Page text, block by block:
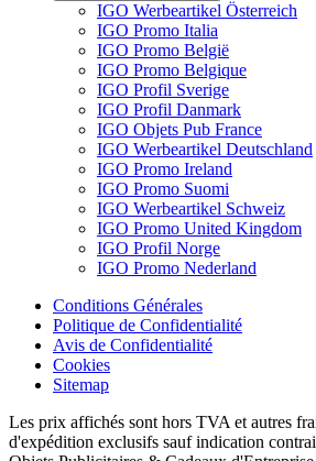
IGO Werbeartikel Österreich
IGO Promo Italia
IGO Promo België
IGO Promo Belgique
IGO Profil Sverige
IGO Profil Danmark
IGO Objets Pub France
IGO Werbeartikel Deutschland
IGO Promo Ireland
IGO Promo Suomi
IGO Werbeartikel Schweiz
IGO Promo United Kingdom
IGO Profil Norge
IGO Promo Nederland
Conditions Générales
Politique de Confidentialité
Avis de Confidentialité
Cookies
Sitemap
Les prix affichés sont hors TVA et autres
d'expédition exclusifs sauf indication